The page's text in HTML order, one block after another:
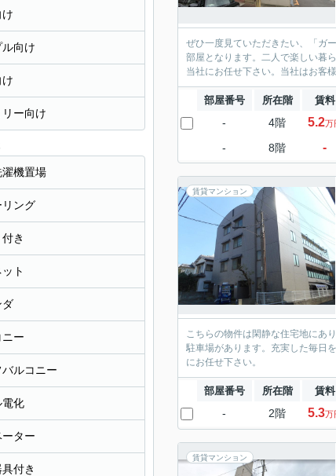
ぜひ一度見ていただきたい、「ガ
部屋となります。二人で楽しい暮
当社にお任せ下さい。当社はお客
部屋番号 所在階 賃料
- 4階 5.2万
- 8階 -
賃貸マンション
こちらの物件は閑静な住宅地にあ
駐車場があります。充実した毎日
にお任せ下さい。
部屋番号 所在階 賃料
- 2階 5.3万
賃貸マンション
向け
ー向け
機置場
リング
き
ト
ダ
ー
バルコニー
電化
ター
付き